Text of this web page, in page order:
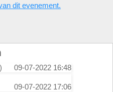
dit evenement.
09-07-2022 16:48
09-07-2022 17:06